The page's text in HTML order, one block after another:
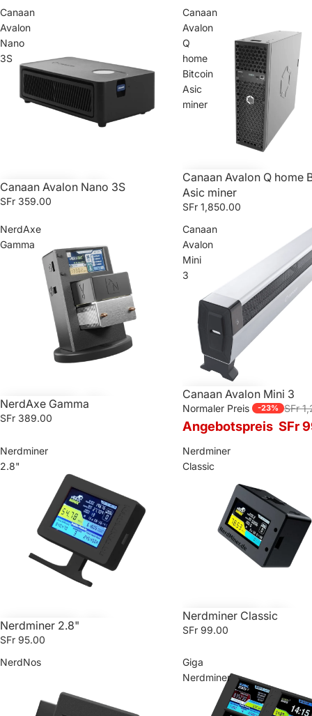
Canaan
Avalon
Nano
3S
Canaan Avalon Nano 3S
SFr 359.00
Canaan
Avalon
Q
home
Bitcoin
Asic
miner
Canaan Avalon Q home
Asic miner
SFr 1,850.00
NerdAxe
Gamma
NerdAxe Gamma
SFr 389.00
Canaan
Avalon
Mini
3
SALE
Canaan Avalon Mini 3
Normaler Preis -23% SFr
Angebotspreis SFr
Nerdminer
2.8"
Nerdminer 2.8"
SFr 95.00
Nerdminer
Classic
Nerdminer Classic
SFr 99.00
NerdNos
Giga
Nerdminer